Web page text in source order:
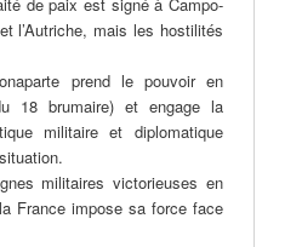
l’Autriche, mais les hostilités
prend le pouvoir en
18 brumaire) et engage la
militaire et diplomatique
militaires victorieuses en
France impose sa force face